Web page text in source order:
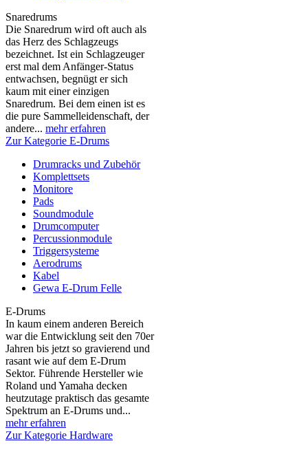
Snaredrums
Die Snaredrum wird oft auch als
das Herz des Schlagzeugs
bezeichnet. Ist ein Schlagzeuger
erst mal dem Anfänger-Status
entwachsen, begnügt er sich
kaum mit einer einzigen
Snaredrum. Bei dem einen ist es
die pure Sammelleidenschaft, der
andere... mehr erfahren
Zur Kategorie E-Drums
Drumracks und Zubehör
Komplettsets
Monitore
Pads
Soundmodule
Drumcomputer
Percussionmodule
Triggersysteme
Aerodrums
Kabel
Gewa E-Drum Felle
E-Drums
In kaum einem anderen Bereich
war die Entwicklung seit den 70er
Jahren bis jetzt so gravierend und
rasant wie auf dem E-Drum
Sektor. Führende Hersteller wie
Roland und Yamaha decken
heutzutage praktisch das gesamte
Spektrum an E-Drums und...
mehr erfahren
Zur Kategorie Hardware